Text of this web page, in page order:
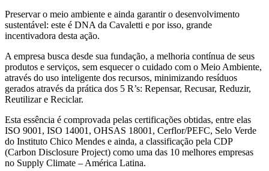
Preservar o meio ambiente e ainda garantir o desenvolvimento
sustentável: este é DNA da Cavaletti e por isso, grande
incentivadora desta ação.
A empresa busca desde sua fundação, a melhoria contínua de seus
produtos e serviços, sem esquecer o cuidado com o Meio Ambiente,
através do uso inteligente dos recursos, minimizando resíduos
gerados através da prática dos 5 R’s: Repensar, Recusar, Reduzir,
Reutilizar e Reciclar.
Esta essência é comprovada pelas certificações obtidas, entre elas
ISO 9001, ISO 14001, OHSAS 18001, Cerflor/PEFC, Selo Verde
do Instituto Chico Mendes e ainda, a classificação pela CDP
(Carbon Disclosure Project) como uma das 10 melhores empresas
no Supply Climate – América Latina.